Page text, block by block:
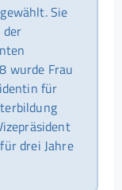
Sie
der
wurde Frau
für
drei Jahre